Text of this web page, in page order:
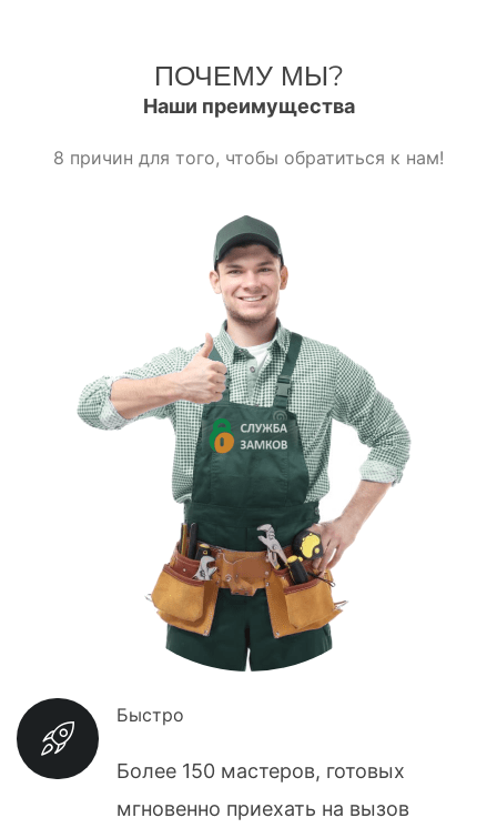
ПОЧЕМУ МЫ?
Наши преимущества
8 причин для того, чтобы обратиться к нам!
Быстро
Более 150 мастеров, готовых
мгновенно приехать на вызов